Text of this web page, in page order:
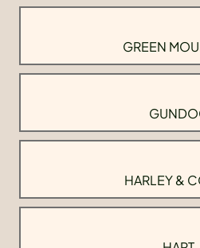
GREEN
HARLEY &